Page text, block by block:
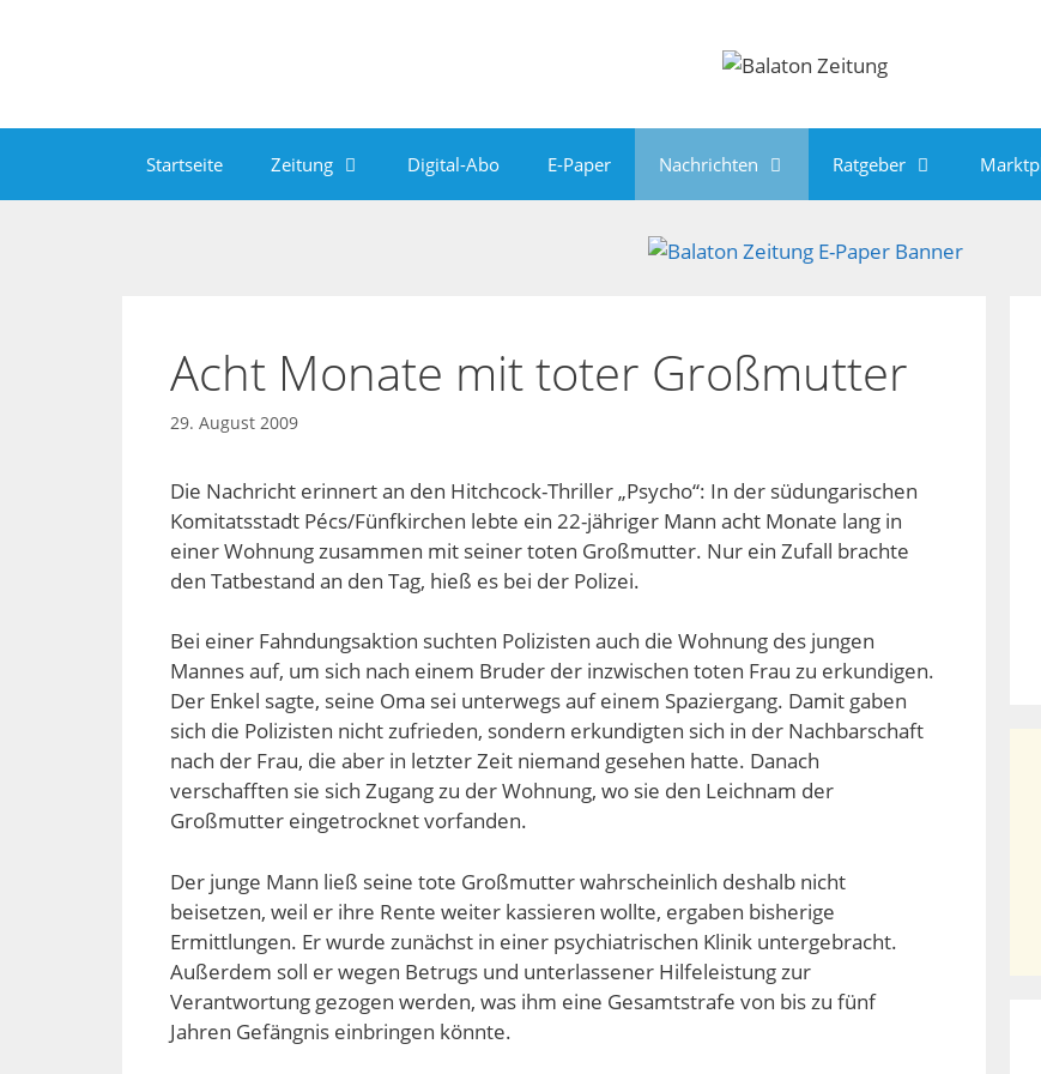
Startseite Zeitung Digital-Abo E-Paper Nachrichten Ratgeber
Acht Monate mit toter Großmutter
29. August 2009
Die Nachricht erinnert an den Hitchcock-Thriller „Psycho“: In der südungarischen
Komitatsstadt Pécs/Fünfkirchen lebte ein 22-jähriger Mann acht Monate lang in
einer Wohnung zusammen mit seiner toten Großmutter. Nur ein Zufall brachte
den Tatbestand an den Tag, hieß es bei der Polizei.
Bei einer Fahndungsaktion suchten Polizisten auch die Wohnung des jungen
Mannes auf, um sich nach einem Bruder der inzwischen toten Frau zu erkundigen.
Der Enkel sagte, seine Oma sei unterwegs auf einem Spaziergang. Damit gaben
sich die Polizisten nicht zufrieden, sondern erkundigten sich in der Nachbarschaft
nach der Frau, die aber in letzter Zeit niemand gesehen hatte. Danach
verschafften sie sich Zugang zu der Wohnung, wo sie den Leichnam der
Großmutter eingetrocknet vorfanden.
Der junge Mann ließ seine tote Großmutter wahrscheinlich deshalb nicht
beisetzen, weil er ihre Rente weiter kassieren wollte, ergaben bisherige
Ermittlungen. Er wurde zunächst in einer psychiatrischen Klinik untergebracht.
Außerdem soll er wegen Betrugs und unterlassener Hilfeleistung zur
Verantwortung gezogen werden, was ihm eine Gesamtstrafe von bis zu fünf
Jahren Gefängnis einbringen könnte.